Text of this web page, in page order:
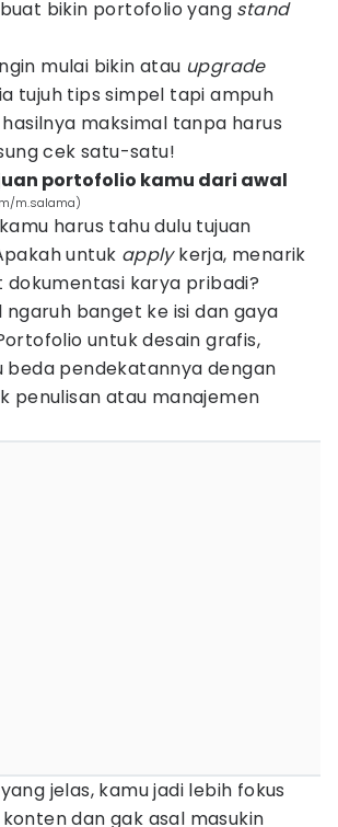
bikin portofolio yang stand
mulai bikin atau upgrade
tujuh tips simpel tapi ampuh
maksimal tanpa harus
cek satu-satu!
portofolio kamu dari awal
m.salama)
harus tahu dulu tujuan
untuk applykerja, menarik
dokumentasi karya pribadi?
ngaruh banget ke isi dan gaya
untuk desain grafis,
beda pendekatannya dengan
penulisan atau manajemen
jelas, kamu jadi lebih fokus
dan gak asal masukin